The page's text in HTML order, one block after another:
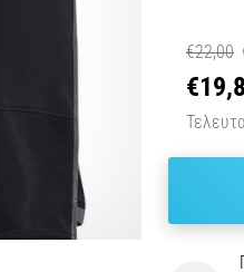
€22,00